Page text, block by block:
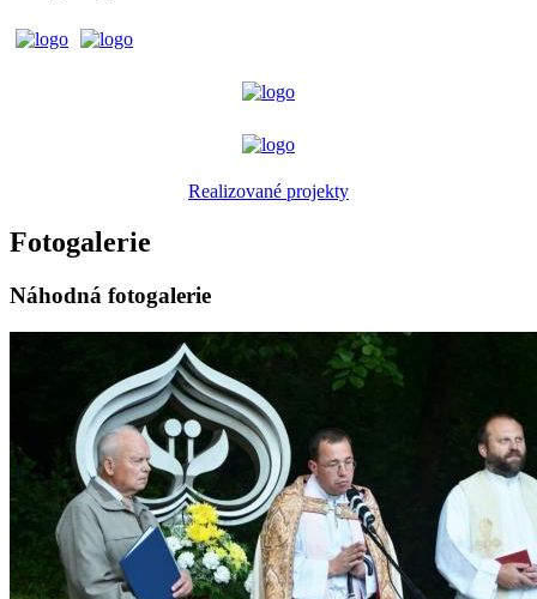
Realizované projekty
Fotogalerie
Náhodná fotogalerie